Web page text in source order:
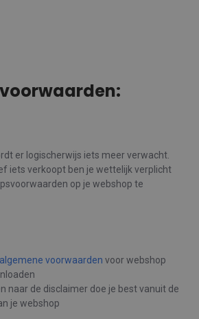
er logischerwijs iets meer verwacht.
iets verkoopt ben je wettelijk verplicht
op je webshop te
algemene voorwaarden voor webshop
naar de disclaimer doe je best vanuit de
je webshop